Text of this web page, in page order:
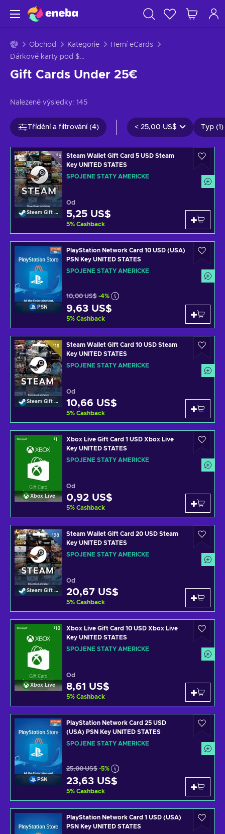
Obchod Kategorie
Herní eCards
Dárkové karty pod $25
Gift Cards Under 25€
Nalezené výsledky: 145
Třídění a filtrování (4) < 25,00 US$ Typ (1)
Steam Gift Card
Steam Wallet Gift Card 5 USD Steam
Key UNITED STATES
SPOJENÉ STÁTY AMERICKÉ
Od
5,25 US$
5% Cashback
PSN
PlayStation Network Card 10 USD (USA)
PSN Key UNITED STATES
SPOJENÉ STÁTY AMERICKÉ
10,00 US$ -4%
9,63 US$
5% Cashback
Steam Gift Card
Steam Wallet Gift Card 10 USD Steam
Key UNITED STATES
SPOJENÉ STÁTY AMERICKÉ
Od
10,66 US$
5% Cashback
Xbox Live
Xbox Live Gift Card 1 USD Xbox Live
Key UNITED STATES
SPOJENÉ STÁTY AMERICKÉ
Od
0,92 US$
5% Cashback
Steam Gift Card
Steam Wallet Gift Card 20 USD Steam
Key UNITED STATES
SPOJENÉ STÁTY AMERICKÉ
Od
20,67 US$
5% Cashback
Xbox Live
Xbox Live Gift Card 10 USD Xbox Live
Key UNITED STATES
SPOJENÉ STÁTY AMERICKÉ
Od
8,61 US$
5% Cashback
PSN
PlayStation Network Card 25 USD
(USA) PSN Key UNITED STATES
SPOJENÉ STÁTY AMERICKÉ
25,00 US$ -5%
23,63 US$
5% Cashback
PlayStation Network Card 1 USD (USA)
PSN Key UNITED STATES